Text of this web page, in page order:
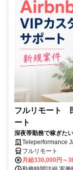
フルリモート
ート
深夜帯勤務で稼ぎた
Teleperformance
フルリモート
月給330,000円～